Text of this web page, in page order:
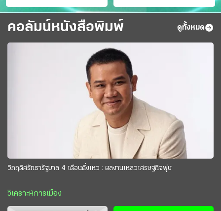
ปกครองแตกตื่นแจ้งตำรวจ
แม่ฮ่องสอน ซัดสะพานขาด
คอลัมน์หนังสือพิมพ์ ดูทั้งหมด
วิกฤติศรัทธารัฐบาล 4 เดือนดิ่งเหว : ผลงานเหลวเศรษฐกิจฟุบ
วิเคราะห์การเมือง